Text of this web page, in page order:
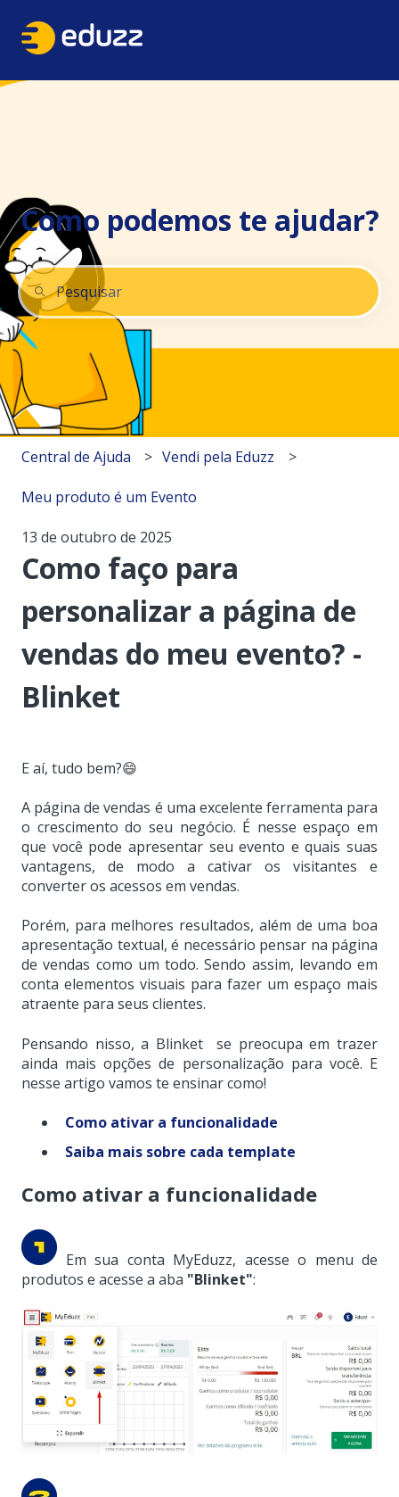
Como podemos te ajudar?
Não há sugestões porque o campo de pesquisa está
Central de Ajuda Vendi pela Eduzz
Meu produto é um Evento
13 de outubro de 2025
Como faço para
personalizar a página de
vendas do meu evento? -
Blinket
E aí, tudo bem?😄
A página de vendas é uma excelente ferramenta para
o crescimento do seu negócio. É nesse espaço em
que você pode apresentar seu evento e quais suas
vantagens, de modo a cativar os visitantes e
converter os acessos em vendas.
Porém, para melhores resultados, além de uma boa
apresentação textual, é necessário pensar na página
de vendas como um todo. Sendo assim, levando em
conta elementos visuais para fazer um espaço mais
atraente para seus clientes.
Pensando nisso, a Blinket se preocupa em trazer
ainda mais opções de personalização para você. E
nesse artigo vamos te ensinar como!
Como ativar a funcionalidade
Saiba mais sobre cada template
Como ativar a funcionalidade
Em sua conta MyEduzz, acesse o menu de
produtos e acesse a aba "Blinket":